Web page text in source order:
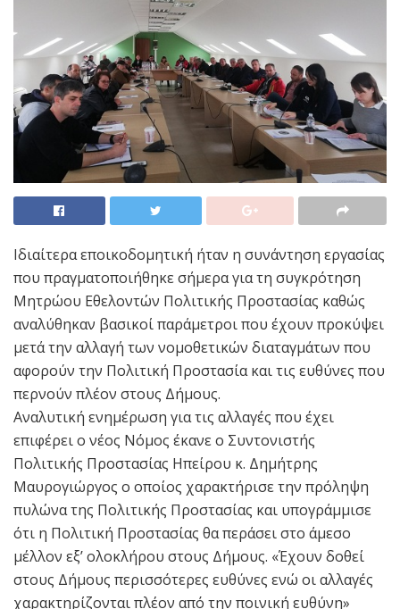
Ιδιαίτερα εποικοδομητική ήταν η συνάντηση εργασίας
που πραγματοποιήθηκε σήμερα για τη συγκρότηση
Μητρώου Εθελοντών Πολιτικής Προστασίας καθώς
αναλύθηκαν βασικοί παράμετροι που έχουν προκύψει
μετά την αλλαγή των νομοθετικών διαταγμάτων που
αφορούν την Πολιτική Προστασία και τις ευθύνες που
περνούν πλέον στους Δήμους.
Αναλυτική ενημέρωση για τις αλλαγές που έχει
επιφέρει ο νέος Νόμος έκανε ο Συντονιστής
Πολιτικής Προστασίας Ηπείρου κ. Δημήτρης
Μαυρογιώργος ο οποίος χαρακτήρισε την πρόληψη
πυλώνα της Πολιτικής Προστασίας και υπογράμμισε
ότι η Πολιτική Προστασίας θα περάσει στο άμεσο
μέλλον εξ’ ολοκλήρου στους Δήμους. «Έχουν δοθεί
στους Δήμους περισσότερες ευθύνες ενώ οι αλλαγές
χαρακτηρίζονται πλέον από την ποινική ευθύνη»